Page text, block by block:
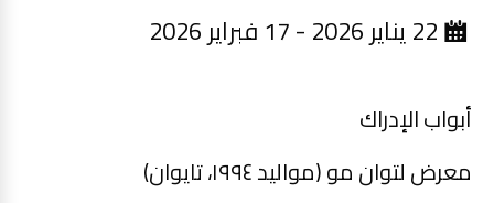
22 يناير 2026 - 17 فبراير 2026
أبواب الإدراك
معرض لتوان مو (مواليد ١٩٩٤، تايوان)